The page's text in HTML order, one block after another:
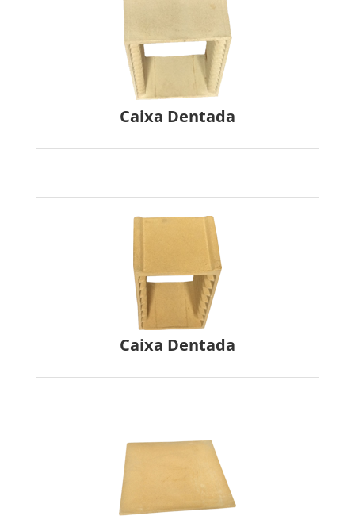
Caixa Dentada
Caixa Dentada